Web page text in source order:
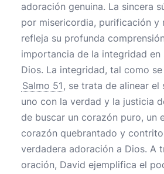
adoración genuina. La sincera
por misericordia, purificación y
refleja su profunda
importancia de la integridad en
Dios. La integridad, tal como
Salmo 51, se trata de alinear el
uno con la verdad y la justicia
de buscar un corazón puro, un
corazón quebrantado y
verdadera adoración a Dios. A
oración, David ejemplifica el